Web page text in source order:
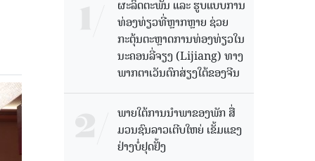
ຜະລິດຕະພັນ ແລະ ຮູບແບບການ
ທ່ອງທ່ຽວທີ່ຫຼາກຫຼາຍ ຊ່ວຍ
ກະຕຸ້ນຕະຫຼາດການທ່ອງທ່ຽວໃນ
ນະຄອນລີ່ຈຽງ (Lijiang) ທາງ
ພາກຕາເວັນຕົກສ່ຽງໃຕ້ຂອງຈີນ
ພາຍໃຕ້ການນໍາພາຂອງພັກ ສື່
ມວນຊົນລາວເຕີບໃຫຍ່ ເຂັ້ມແຂງ
ຢ່າງບໍ່ຢຸດຢັ້ງ